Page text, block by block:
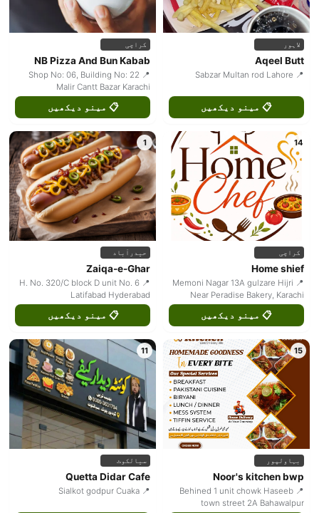
لاہور
Aqeel Butt
📍 Sabzar Multan rod Lahore
📋 مینو دیکھیں
کراچی
NB Pizza And Bun Kabab
📍 Shop No: 06, Building No: 22
Malir Cantt Bazar Karachi
📋 مینو دیکھیں
14
کراچی
Home shief
📍 Memoni Nagar 13A gulzare Hijri
Near Peradise Bakery, Karachi
📋 مینو دیکھیں
1
حیدرآباد
Zaiqa-e-Ghar
📍 H. No. 320/C block D unit No. 6
Latifabad Hyderabad
📋 مینو دیکھیں
15
بہاولپور
Noor's kitchen bwp
📍 Behined 1 unit chowk Haseeb
town street 2A Bahawalpur
11
سیالکوٹ
Quetta Didar Cafe
📍 Sialkot godpur Cuaka